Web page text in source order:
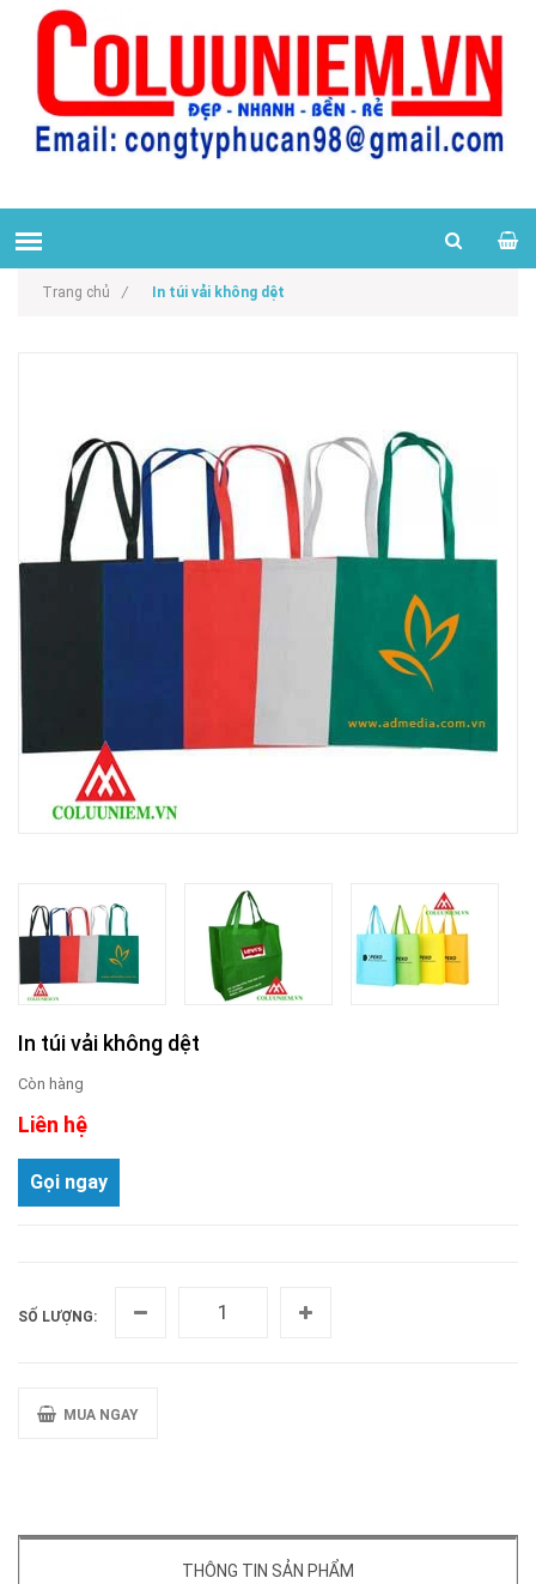
Trang chủ / In túi vải không dệt
In túi vải không dệt
Còn hàng
Liên hệ
Gọi ngay
SỐ LƯỢNG:
MUA NGAY
THÔNG TIN SẢN PHẨM